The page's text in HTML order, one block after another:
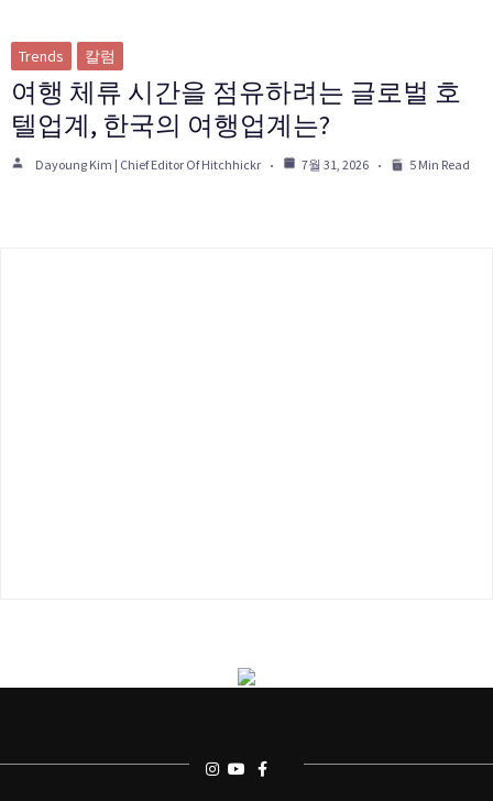
Trends 칼럼
여행 체류 시간을 점유하려는 글로벌 호
텔업계, 한국의 여행업계는?
Dayoung Kim | Chief Editor Of Hitchhickr 7월 31, 2026 5 Min Read